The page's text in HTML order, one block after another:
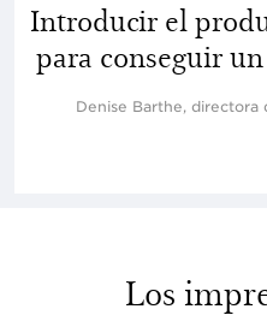
Introducir el
para conseguir
Denise Barthe, directora
Los